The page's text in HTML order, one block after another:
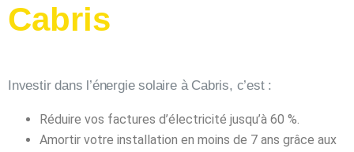
Cabris
Investir dans l’énergie solaire à Cabris, c’est :
Réduire vos factures d’électricité jusqu’à 60 %.
Amortir votre installation en moins de 7 ans grâce aux